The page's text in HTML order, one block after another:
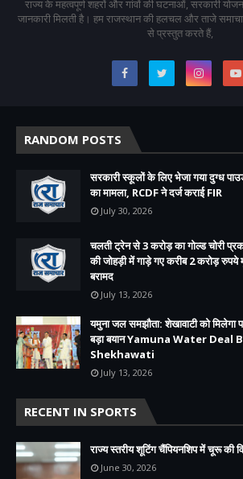
राज्य के महत्वपूर्ण शहरों और गांवों की घटनाओं, सरकारी
जानकारी मिलती है। हम राजस्थान की हलचल और ताजे
से प्रस्तुत करते हैं,
RANDOM POSTS
सरकारी स्कूलों के लिए भेजा गया दुग्ध
का मामला, RCDF ने दर्ज कराई FIR
July 30, 2026
चलती ट्रेन से 3 करोड़ का गोल्ड चोरी
की जोहड़ी में गाड़े गए करीब 2 करोड़
बरामद
July 13, 2026
यमुना जल समझौता: शेखावाटी को मिलेगा
बड़ा बयान Yamuna Water
Shekhawati
July 13, 2026
RECENT IN SPORTS
राज्य स्तरीय शूटिंग चैंपियनशिप में चूरू की
June 30, 2026